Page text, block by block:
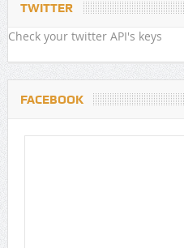
TWITTER
Check your twitter API's keys
FACEBOOK